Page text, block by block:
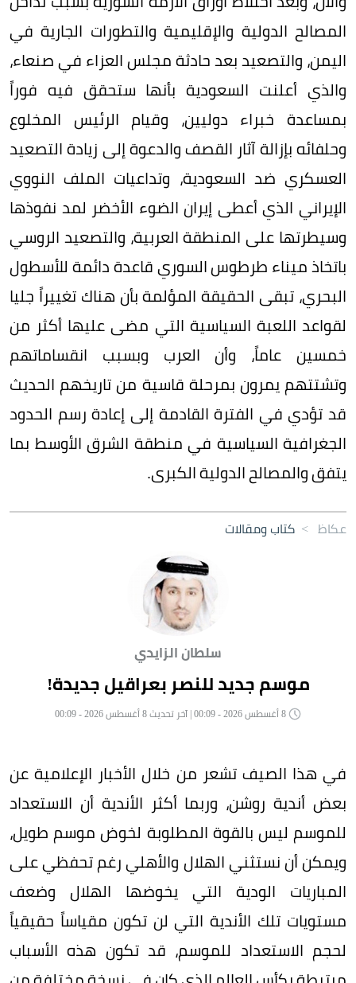
المصالح الدولية والإقليمية والتطورات الجارية في
اليمن، والتصعيد بعد حادثة مجلس العزاء في صنعاء،
والذي أعلنت السعودية بأنها ستحقق فيه فوراً
بمساعدة خبراء دوليين، وقيام الرئيس المخلوع
وحلفائه بإزالة آثار القصف والدعوة إلى زيادة التصعيد
العسكري ضد السعودية، وتداعيات الملف النووي
الإيراني الذي أعطى إيران الضوء الأخضر لمد نفوذها
وسيطرتها على المنطقة العربية، والتصعيد الروسي
باتخاذ ميناء طرطوس السوري قاعدة دائمة للأسطول
البحري، تبقى الحقيقة المؤلمة بأن هناك تغييراً جليا
لقواعد اللعبة السياسية التي مضى عليها أكثر من
خمسين عاماً، وأن العرب وبسبب انقساماتهم
وتشتتهم يمرون بمرحلة قاسية من تاريخهم الحديث
قد تؤدي في الفترة القادمة إلى إعادة رسم الحدود
الجغرافية السياسية في منطقة الشرق الأوسط بما
يتفق والمصالح الدولية الكبرى.
عكاظ > كتاب ومقالات
سلطان الزايدي
موسم جديد للنصر بعراقيل جديدة!
في هذا الصيف تشعر من خلال الأخبار الإعلامية عن
بعض أندية روشن، وربما أكثر الأندية أن الاستعداد
للموسم ليس بالقوة المطلوبة لخوض موسم طويل،
ويمكن أن نستثني الهلال والأهلي رغم تحفظي على
المباريات الودية التي يخوضها الهلال وضعف
مستويات تلك الأندية التي لن تكون مقياساً حقيقياً
لحجم الاستعداد للموسم، قد تكون هذه الأسباب